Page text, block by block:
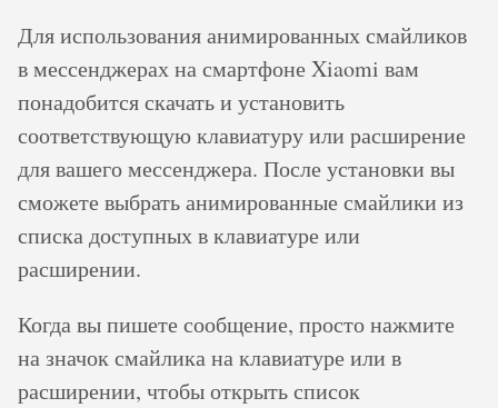
Для использования анимированных смайликов
в мессенджерах на смартфоне Xiaomi вам
понадобится скачать и установить
соответствующую клавиатуру или расширение
для вашего мессенджера. После установки вы
сможете выбрать анимированные смайлики из
списка доступных в клавиатуре или
расширении.
Когда вы пишете сообщение, просто нажмите
на значок смайлика на клавиатуре или в
расширении, чтобы открыть список